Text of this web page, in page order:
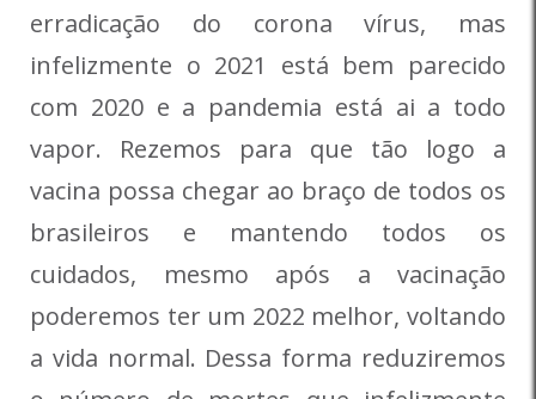
erradicação do corona vírus, mas
infelizmente o 2021 está bem parecido
com 2020 e a pandemia está ai a todo
vapor. Rezemos para que tão logo a
vacina possa chegar ao braço de todos os
brasileiros e mantendo todos os
cuidados, mesmo após a vacinação
poderemos ter um 2022 melhor, voltando
a vida normal. Dessa forma reduziremos